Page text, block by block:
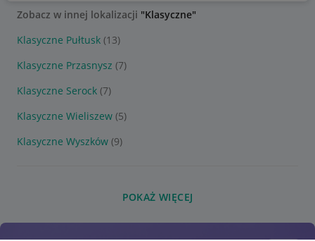
Zobacz w innej lokalizacji "Klasyczne"
Klasyczne Pułtusk (13)
Klasyczne Przasnysz (7)
Klasyczne Serock (7)
Klasyczne Wieliszew (5)
Klasyczne Wyszków (9)
POKAŻ WIĘCEJ